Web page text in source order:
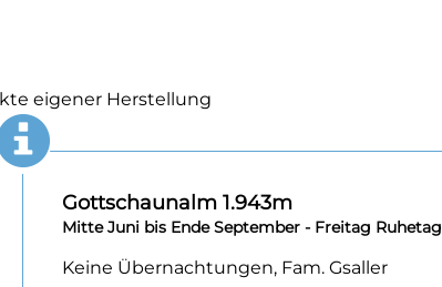
eigener Herstellung
Gottschaunalm 1.943m
Mitte Juni bis Ende September - Freitag Ruhetag
Keine Übernachtungen, Fam. Gsaller